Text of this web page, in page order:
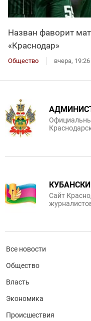
Назван фаворит
«Краснодар»
Общество вчера, 19:26
Сайт
Все новости
Общество
Власть
Экономика
Происшествия